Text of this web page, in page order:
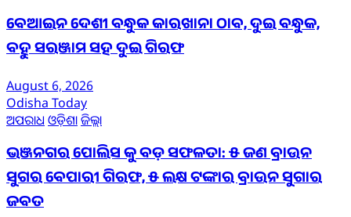
ବେଆଇନ ଦେଶୀ ବନ୍ଧୁକ କାରଖାନା ଠାବ, ଦୁଇ ବନ୍ଧୁକ,
ବହୁ ସରଞ୍ଜାମ ସହ ଦୁଇ ଗିରଫ
August 6, 2026
Odisha Today
ଅପରାଧ ଓଡ଼ିଶାଜିଲ୍ଲା
ଭଞ୍ଜନଗର ପୋଲିସ କୁ ବଡ଼ ସଫଳତା: ୫ ଜଣ ବ୍ରାଉନ
ସୁଗର ବେପାରୀ ଗିରଫ, ୫ ଲକ୍ଷ ଟଙ୍କାର ବ୍ରାଉନ ସୁଗାର
ଜବତ